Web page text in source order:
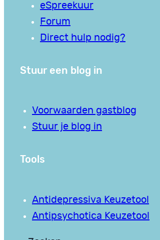
eSpreekuur
Forum
Direct hulp nodig?
Stuur een blog in
Voorwaarden gastblog
Stuur je blog in
Tools
Antidepressiva Keuzetool
Antipsychotica Keuzetool